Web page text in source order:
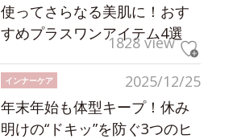
使ってさらなる美肌に！おす
すめプラスワンアイテム4選
1828 view
2025/12/25
インナーケア
年末年始も体型キープ！休み
明けの“ドキッ”を防ぐ3つのヒ